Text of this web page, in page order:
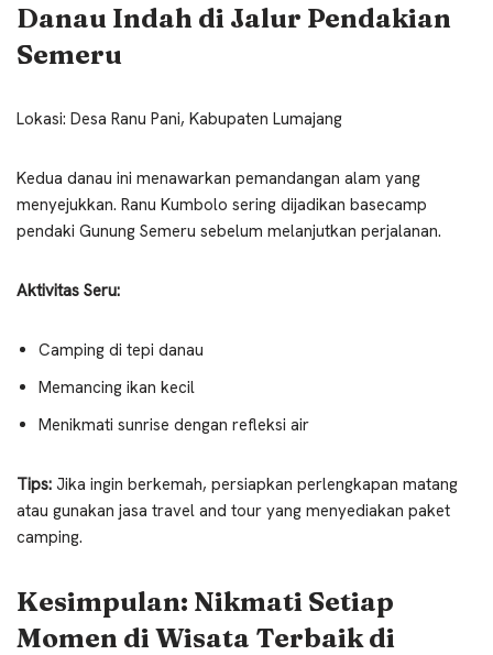
Danau Indah di Jalur Pendakian
Semeru
Lokasi: Desa Ranu Pani, Kabupaten Lumajang
Kedua danau ini menawarkan pemandangan alam yang
menyejukkan. Ranu Kumbolo sering dijadikan basecamp
pendaki Gunung Semeru sebelum melanjutkan perjalanan.
Aktivitas Seru:
Camping di tepi danau
Memancing ikan kecil
Menikmati sunrise dengan refleksi air
Tips: Jika ingin berkemah, persiapkan perlengkapan matang
atau gunakan jasa travel and tour yang menyediakan paket
camping.
Kesimpulan: Nikmati Setiap
Momen di Wisata Terbaik di